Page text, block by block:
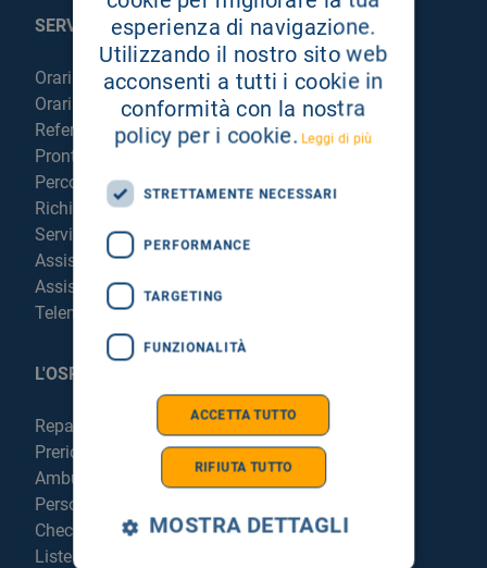
SERVIZI AL PAZIENTE
Orari sportelli
Orari visite
Referti online
Pronto Soccorso
Percorso chirurgico live
Richiedi la cartella clinica
Servizi per degenti e visitatori
Assistenza Religiosa
Assistenza Stranieri
Telemedicina
L'OSPEDALE
Reparti e Servizi
Prericovero e Hospitalist
Ambulatori
Personale
Check Up
Liste di attesa
esperienza di navigazione.
Utilizzando il nostro sito web
acconsenti a tutti i cookie in
conformità con la nostra
policy per i cookie. Leggi di più
STRETTAMENTE NECESSARI
PERFORMANCE
TARGETING
FUNZIONALITÀ
ACCETTA TUTTO
RIFIUTA TUTTO
MOSTRA DETTAGLI